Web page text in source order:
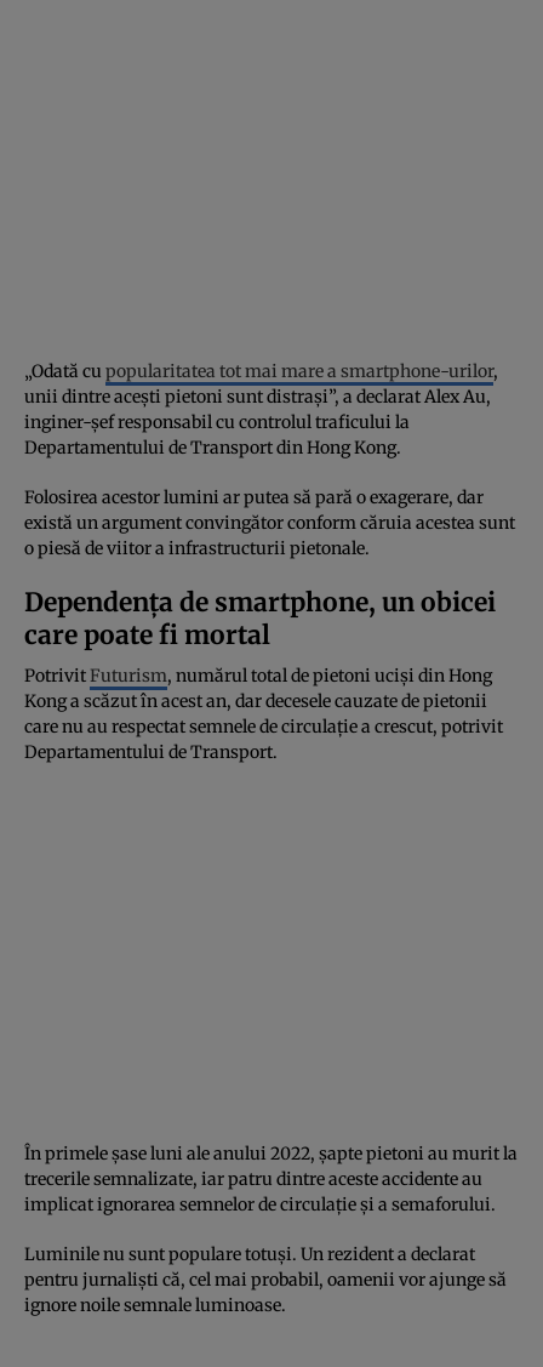
„Odată cu popularitatea tot mai mare a smartphone-urilor,
unii dintre acești pietoni sunt distrași”, a declarat Alex Au,
inginer-șef responsabil cu controlul traficului la
Departamentului de Transport din Hong Kong.
Folosirea acestor lumini ar putea să pară o exagerare, dar
există un argument convingător conform căruia acestea sunt
o piesă de viitor a infrastructurii pietonale.
Dependența de smartphone, un obicei
care poate fi mortal
PotrivitFuturism, numărul total de pietoni uciși din Hong
Kong a scăzut în acest an, dar decesele cauzate de pietonii
care nu au respectat semnele de circulație a crescut, potrivit
Departamentului de Transport.
În primele șase luni ale anului 2022, șapte pietoni au murit la
trecerile semnalizate, iar patru dintre aceste accidente au
implicat ignorarea semnelor de circulație și a semaforului.
Luminile nu sunt populare totuși. Un rezident a declarat
pentru jurnaliști că, cel mai probabil, oamenii vor ajunge să
ignore noile semnale luminoase.